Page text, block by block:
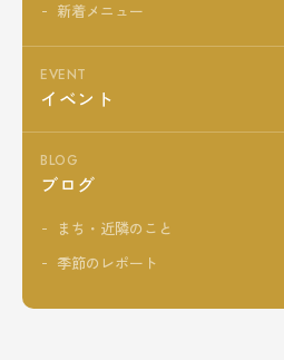
新着メニュー
EVENT
イベント
BLOG
ブログ
まち・近隣のこと
季節のレポート